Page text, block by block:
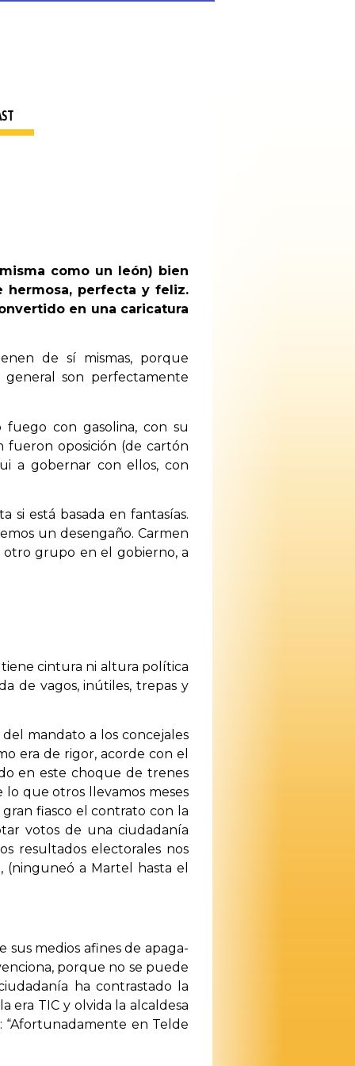
como un león) bien
hermosa, perfecta y feliz.
en una caricatura
de sí mismas, porque
son perfectamente
con gasolina, con su
fueron oposición (de cartón
a gobernar con ellos, con
si está basada en fantasías.
un desengaño. Carmen
otro grupo en el gobierno, a
tiene cintura ni altura política
de vagos, inútiles, trepas y
mandato a los concejales
era de rigor, acorde con el
en este choque de trenes
que otros llevamos meses
fiasco el contrato con la
votos de una ciudadanía
resultados electorales nos
a Martel hasta el
medios afines de apaga-
porque no se puede
ha contrastado la
era TIC y olvida la alcaldesa
“Afortunadamente en Telde